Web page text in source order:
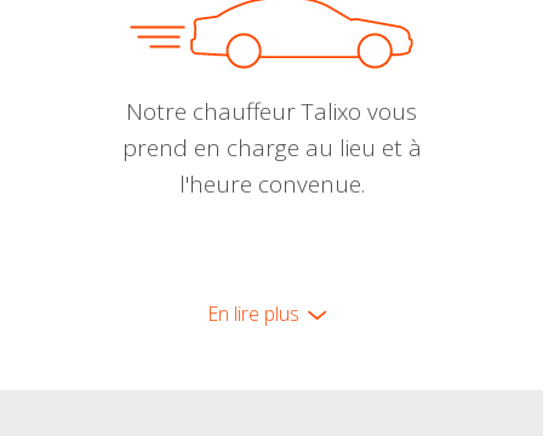
Notre chauffeur Talixo vous
prend en charge au lieu et à
l'heure convenue.
En lire plus